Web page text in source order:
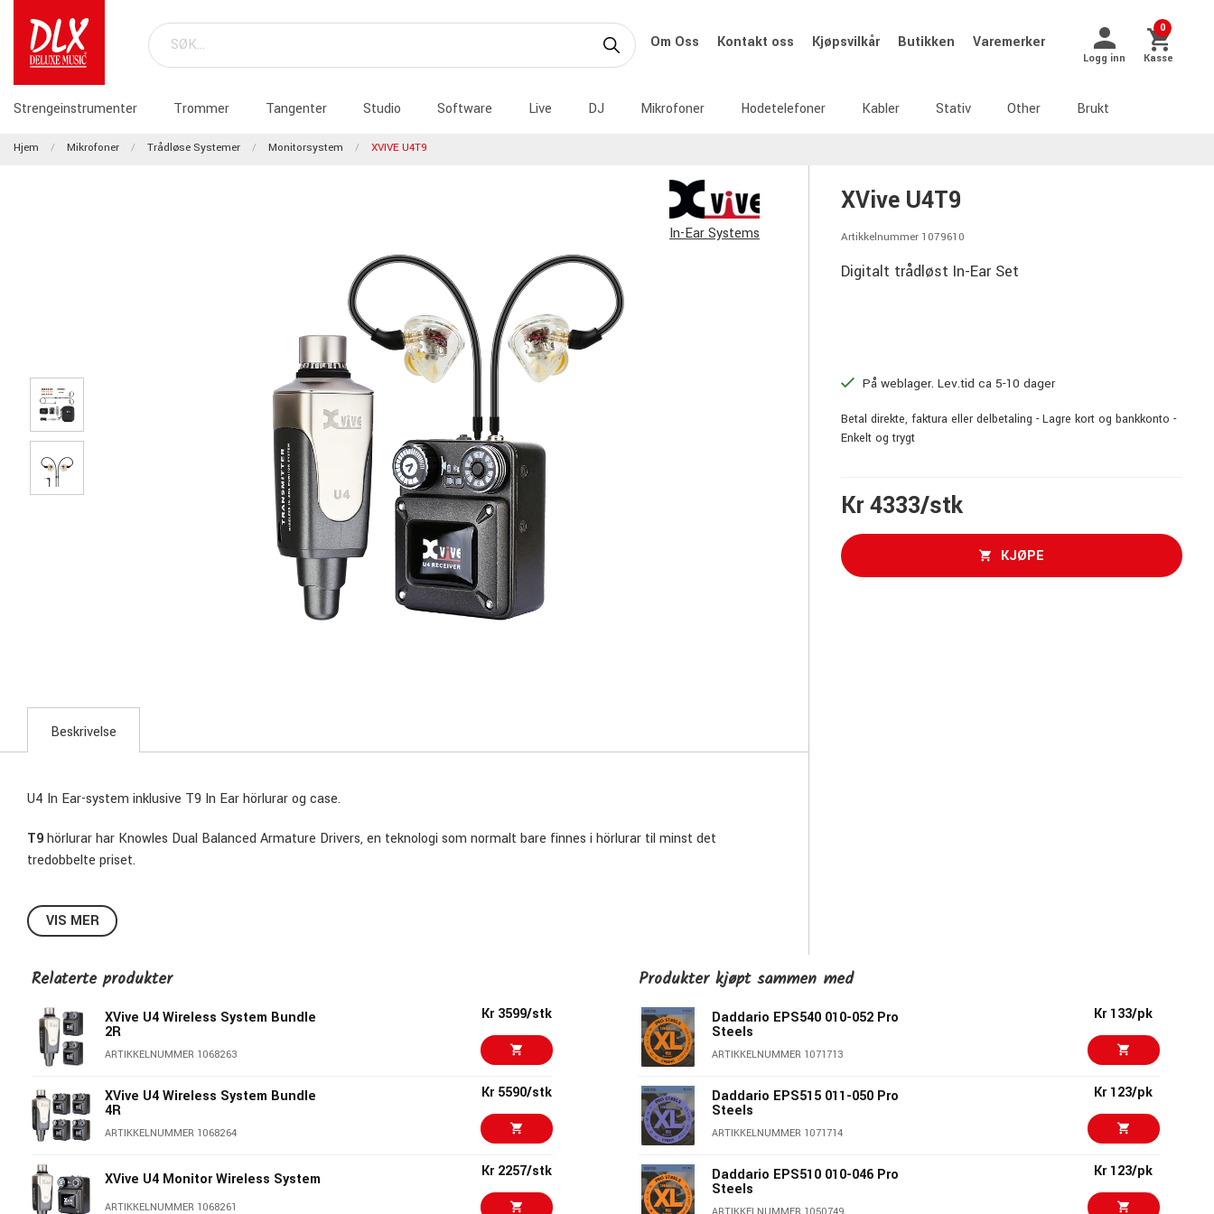
Om Oss Kontakt oss Kjøpsvilkår Butikken Varemerker
Logg inn
0
Kasse
Strengeinstrumenter Trommer Tangenter Studio Software Live DJ Mikrofoner Hodetelefoner Kabler Stativ Other Brukt
Hjem Mikrofoner Trådløse Systemer Monitorsystem XVIVE U4T9
In-Ear Systems
XVive U4T9
Artikkelnummer 1079610
Digitalt trådløst In-Ear Set
På weblager. Lev.tid ca 5-10 dager
Betal direkte, faktura eller delbetaling - Lagre kort og bankkonto -
Enkelt og trygt
Kr 4333/stk
KJØPE
Beskrivelse
U4 In Ear-system inklusive T9 In Ear hörlurar og case.
T9hörlurar har Knowles Dual Balanced Armature Drivers, en teknologi som normalt bare finnes i hörlurar til minst det
tredobbelte priset.
VIS MER
Relaterte produkter
XVive U4 Wireless System Bundle
2R
ARTIKKELNUMMER 1068263
Kr 3599/stk
XVive U4 Wireless System Bundle
4R
ARTIKKELNUMMER 1068264
Kr 5590/stk
XVive U4 Monitor Wireless System
ARTIKKELNUMMER 1068261
Kr 2257/stk
Produkter kjøpt sammen med
Daddario EPS540 010-052 Pro
Steels
ARTIKKELNUMMER 1071713
Kr 133/pk
Daddario EPS515 011-050 Pro
Steels
ARTIKKELNUMMER 1071714
Kr 123/pk
Daddario EPS510 010-046 Pro
Steels
Kr 123/pk